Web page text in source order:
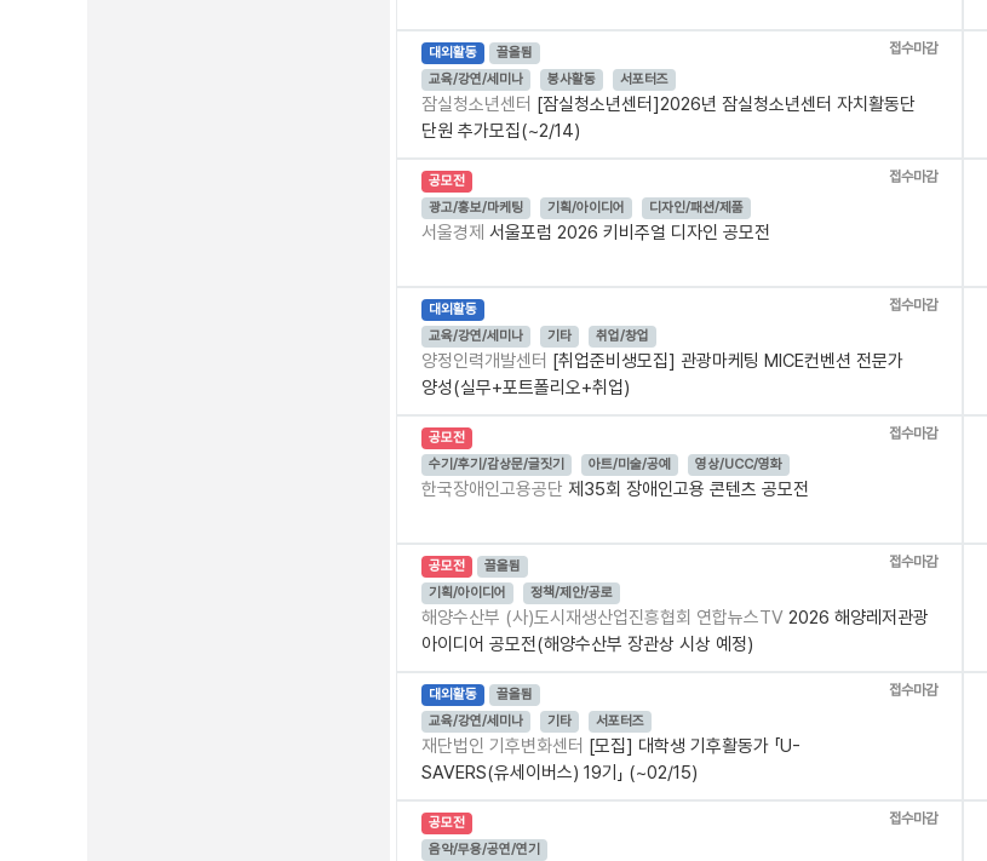
대외활동 끌올됨
접수마감
교육/강연/세미나
봉사활동 서포터즈
잠실청소년센터 [잠실청소년센터]2026년 잠실청소년센터 자치활동단
단원 추가모집(~2/14)
공모전
접수마감
광고/홍보/마케팅
기획/아이디어 디자인/패션/제품
서울경제 서울포럼 2026 키비주얼 디자인 공모전
대외활동
접수마감
교육/강연/세미나
기타 취업/창업
양정인력개발센터 [취업준비생모집] 관광마케팅 MICE컨벤션 전문가
양성(실무+포트폴리오+취업)
공모전
접수마감
수기/후기/감상문/글짓기
아트/미술/공예 영상/UCC/영화
한국장애인고용공단 제35회 장애인고용 콘텐츠 공모전
공모전 끌올됨
접수마감
기획/아이디어
정책/제안/공로
해양수산부 (사)도시재생산업진흥협회 연합뉴스TV 2026 해양레저관광
아이디어 공모전(해양수산부 장관상 시상 예정)
대외활동 끌올됨
접수마감
교육/강연/세미나
기타 서포터즈
재단법인 기후변화센터 [모집] 대학생 기후활동가 「U-
SAVERS(유세이버스) 19기」 (~02/15)
공모전
접수마감
음악/무용/공연/연기